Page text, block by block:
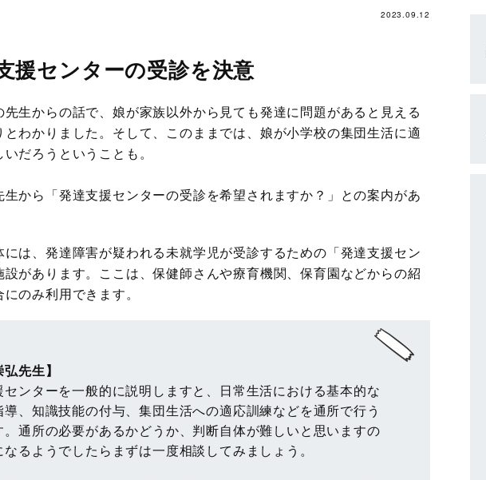
2023.09.12
援センターの受診を決意
生からの話で、娘が家族以外から見ても発達に問題があると見える
とわかりました。そして、このままでは、娘が小学校の集団生活に適
だろうということも。
生から「発達支援センターの受診を希望されますか？」との案内があ
は、発達障害が疑われる未就学児が受診するための「発達支援セン
設があります。ここは、保健師さんや療育機関、保育園などからの紹
のみ利用できます。
弘先生】
センターを一般的に説明しますと、日常生活における基本的な
導、知識技能の付与、集団生活への適応訓練などを通所で行う
。通所の必要があるかどうか、判断自体が難しいと思いますの
なるようでしたらまずは一度相談してみましょう。